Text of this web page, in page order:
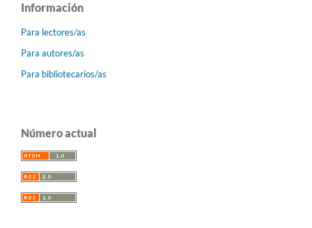
Información
Para lectores/as
Para autores/as
Para bibliotecarios/as
Número actual